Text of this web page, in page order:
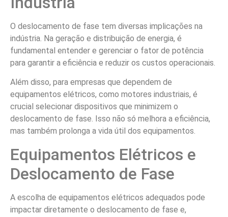
O deslocamento de fase tem diversas implicações na
indústria. Na geração e distribuição de energia, é
fundamental entender e gerenciar o fator de potência
para garantir a eficiência e reduzir os custos operacionais.
Além disso, para empresas que dependem de
equipamentos elétricos, como motores industriais, é
crucial selecionar dispositivos que minimizem o
deslocamento de fase. Isso não só melhora a eficiência,
mas também prolonga a vida útil dos equipamentos.
Equipamentos Elétricos e
Deslocamento de Fase
A escolha de equipamentos elétricos adequados pode
impactar diretamente o deslocamento de fase e,